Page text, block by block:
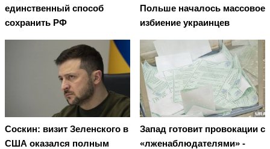
единственный способ
сохранить РФ
Польше началось массовое
избиение украинцев
Соскин: визит Зеленского в
США оказался полным
Запад готовит провокации с
«лженаблюдателями» -